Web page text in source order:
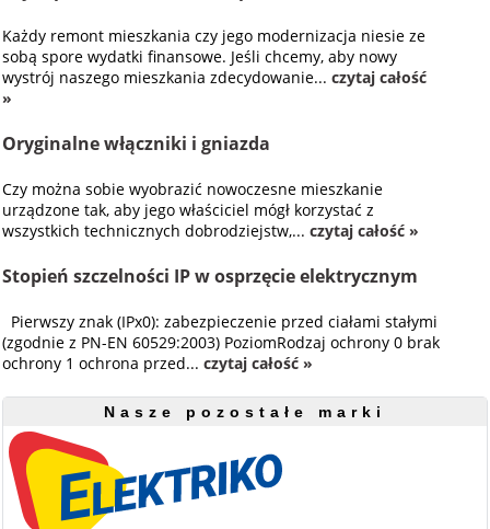
Każdy remont mieszkania czy jego modernizacja niesie ze
sobą spore wydatki finansowe. Jeśli chcemy, aby nowy
wystrój naszego mieszkania zdecydowanie...czytaj całość
»
Oryginalne włączniki i gniazda
Czy można sobie wyobrazić nowoczesne mieszkanie
urządzone tak, aby jego właściciel mógł korzystać z
wszystkich technicznych dobrodziejstw,...czytaj całość »
Stopień szczelności IP w osprzęcie elektrycznym
Pierwszy znak (IPx0): zabezpieczenie przed ciałami stałymi
(zgodnie z PN-EN 60529:2003) PoziomRodzaj ochrony 0 brak
ochrony 1 ochrona przed...czytaj całość »
Nasze pozostałe marki